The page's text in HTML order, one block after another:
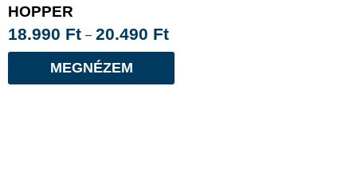
HOPPER
18.990 Ft – 20.490 Ft
MEGNÉZEM